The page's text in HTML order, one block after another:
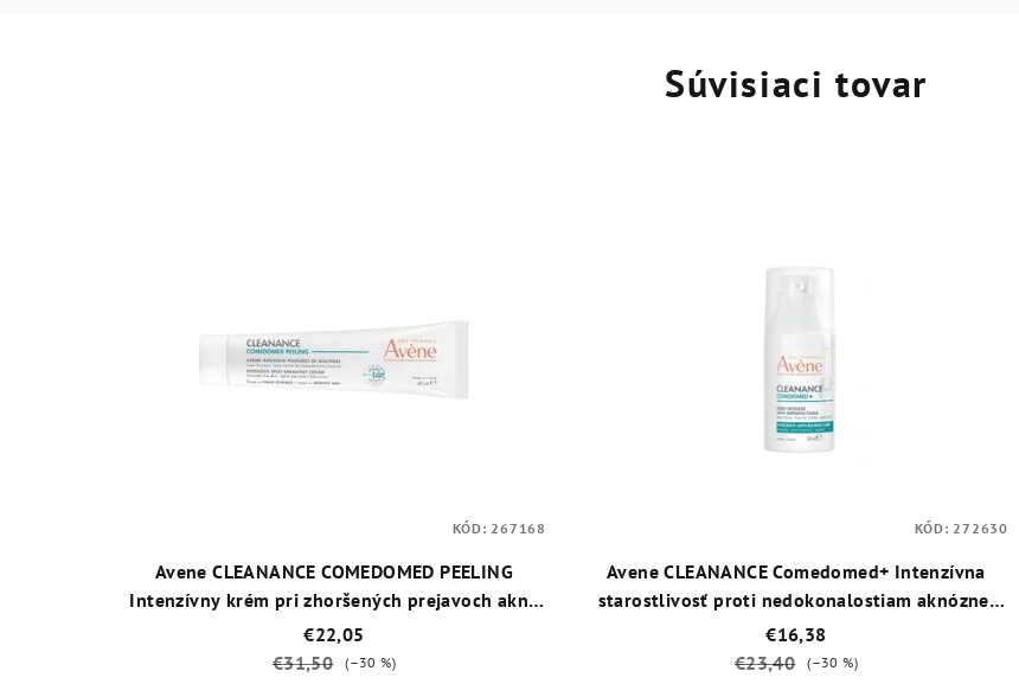
Súvisiaci tovar
Avene CLEANANCE COMEDOMED PEELING
Intenzívny krém pri zhoršených prejavoch akné
40 ml
€22,05
€31,50
(–30 %)
KÓD: 267168
Avene CLEANANCE Comedomed+ Intenzívna
starostlivosť proti nedokonalostiam aknóznej
pleti 30 ml
€16,38
€23,40
(–30 %)
KÓD: 272630